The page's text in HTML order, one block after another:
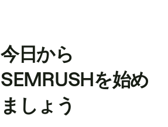
今日から
SEMRUSHを始め
ましょう